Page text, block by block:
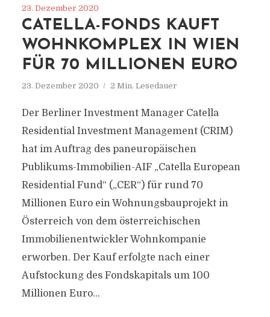
23. Dezember 2020
CATELLA-FONDS KAUFT
WOHNKOMPLEX IN WIEN
FÜR 70 MILLIONEN EURO
23. Dezember 2020 2 Min. Lesedauer
Der Berliner Investment Manager Catella
Residential Investment Management (CRIM)
hat im Auftrag des paneuropäischen
Publikums-Immobilien-AIF „Catella European
Residential Fund“ („CER“) für rund 70
Millionen Euro ein Wohnungsbauprojekt in
Österreich von dem österreichischen
Immobilienentwickler Wohnkompanie
erworben. Der Kauf erfolgte nach einer
Aufstockung des Fondskapitals um 100
Millionen Euro...